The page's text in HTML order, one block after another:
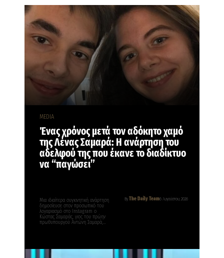
MEDIA
Ένας χρόνος μετά τον αδόκητο χαμό
της Λένας Σαμαρά: Η ανάρτηση του
αδελφού της που έκανε το διαδίκτυο
να “παγώσει”
By The Daily Team6 Αυγούστου, 2026
Μια ιδιαίτερα συγκινητική ανάρτηση
δημοσίευσε στον προσωπικό του
λογαριασμό στο Instagram ο
Κώστας Σαμαράς, γιος του πρώην
πρωθυπουργού Αντώνη Σαμαρά,…